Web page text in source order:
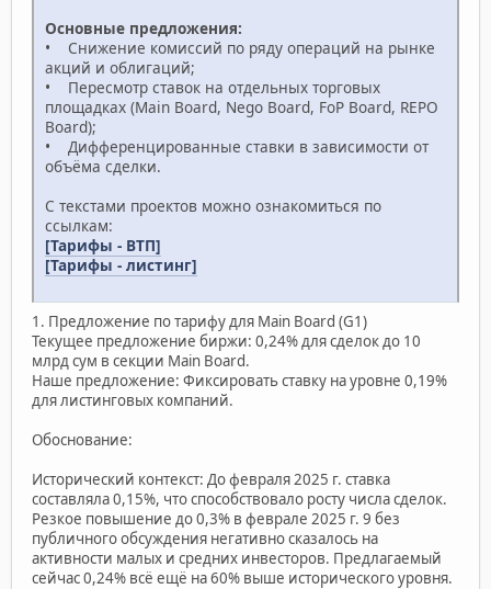
Основные предложения:
• Снижение комиссий по ряду операций на рынке
акций и облигаций;
• Пересмотр ставок на отдельных торговых
площадках (Main Board, Nego Board, FoP Board, REPO
Board);
• Дифференцированные ставки в зависимости от
объёма сделки.
С текстами проектов можно ознакомиться по
ссылкам:
[Тарифы - ВТП]
[Тарифы - листинг]
1. Предложение по тарифу для Main Board (G1)
Текущее предложение биржи: 0,24% для сделок до 10
млрд сум в секции Main Board.
Наше предложение: Фиксировать ставку на уровне 0,19%
для листинговых компаний.
Обоснование:
Исторический контекст: До февраля 2025 г. ставка
составляла 0,15%, что способствовало росту числа сделок.
Резкое повышение до 0,3% в феврале 2025 г. 9 без
публичного обсуждения негативно сказалось на
активности малых и средних инвесторов. Предлагаемый
сейчас 0,24% всё ещё на 60% выше исторического уровня.